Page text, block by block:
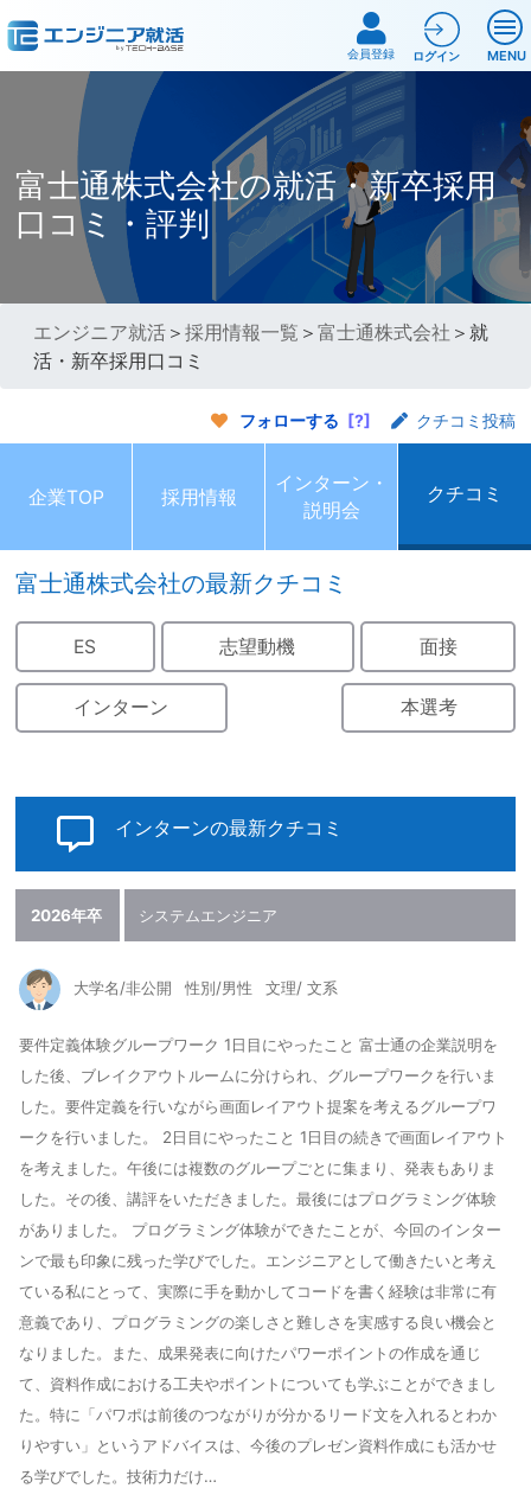
MENU
会員登録 ログイン
富士通株式会社の就活・新卒採用
口コミ・評判
エンジニア就活 ＞採用情報一覧 ＞富士通株式会社 ＞就
活・新卒採用口コミ
フォローする [?] クチコミ投稿
企業TOP 採用情報
インターン・
説明会
クチコミ
富士通株式会社の最新クチコミ
ES 志望動機 面接
インターン 本選考
インターンの最新クチコミ
2026年卒 システムエンジニア
大学名/非公開 性別/男性 文理/ 文系
要件定義体験グループワーク 1日目にやったこと 富士通の企業説明を
した後、ブレイクアウトルームに分けられ、グループワークを行いま
した。要件定義を行いながら画面レイアウト提案を考えるグループワ
ークを行いました。 2日目にやったこと 1日目の続きで画面レイアウト
を考えました。午後には複数のグループごとに集まり、発表もありま
した。その後、講評をいただきました。最後にはプログラミング体験
がありました。 プログラミング体験ができたことが、今回のインター
ンで最も印象に残った学びでした。エンジニアとして働きたいと考え
ている私にとって、実際に手を動かしてコードを書く経験は非常に有
意義であり、プログラミングの楽しさと難しさを実感する良い機会と
なりました。また、成果発表に向けたパワーポイントの作成を通じ
て、資料作成における工夫やポイントについても学ぶことができまし
た。特に「パワポは前後のつながりが分かるリード文を入れるとわか
りやすい」というアドバイスは、今後のプレゼン資料作成にも活かせ
る学びでした。技術力だけ…